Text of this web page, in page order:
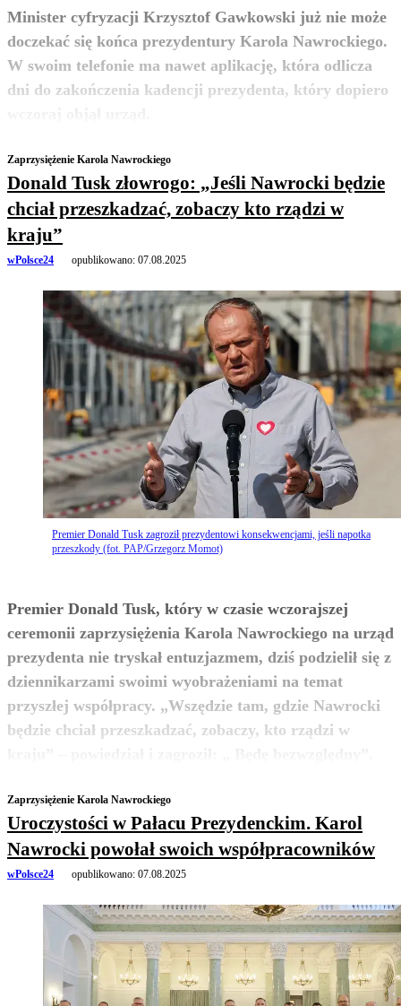
Minister cyfryzacji Krzysztof Gawkowski już nie może
doczekać się końca prezydentury Karola Nawrockiego.
W swoim telefonie ma nawet aplikację, która odlicza
dni do zakończenia kadencji prezydenta, który dopiero
zobacz więcej
Zaprzysiężenie Karola Nawrockiego
Donald Tusk złowrogo: „Jeśli Nawrocki będzie
chciał przeszkadzać, zobaczy kto rządzi w
kraju”
wPolsce24 opublikowano: 07.08.2025
Premier Donald Tusk zagroził prezydentowi konsekwencjami, jeśli napotka
przeszkody (fot. PAP/Grzegorz Momot)
Premier Donald Tusk, który w czasie wczorajszej
ceremonii zaprzysiężenia Karola Nawrockiego na urząd
prezydenta nie tryskał entuzjazmem, dziś podzielił się z
dziennikarzami swoimi wyobrażeniami na temat
przyszłej współpracy. „Wszędzie tam, gdzie Nawrocki
będzie chciał przeszkadzać, zobaczy, kto rządzi w
zobacz więcej
Zaprzysiężenie Karola Nawrockiego
Uroczystości w Pałacu Prezydenckim. Karol
Nawrocki powołał swoich współpracowników
wPolsce24 opublikowano: 07.08.2025